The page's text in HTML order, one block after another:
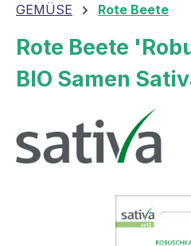
GEMÜSE Rote Beete
Rote Beete
BIO Samen
Bildergalerie überspringen